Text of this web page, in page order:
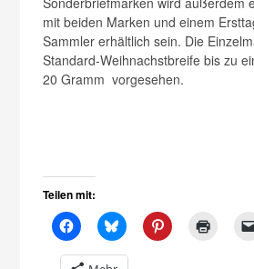
mit beiden Marken und einem
Sammler erhältlich sein. Die
Standard-Weihnachstbreife bis zu
20 Gramm vorgesehen.
Teilen mit: